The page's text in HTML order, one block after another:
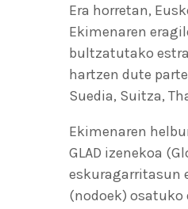
Era horretan,
Ekimenaren
bultzatutako
hartzen dute
Suedia, Suitza,
Ekimenaren
GLAD izenekoa
eskuragarritasun
(nodoek)